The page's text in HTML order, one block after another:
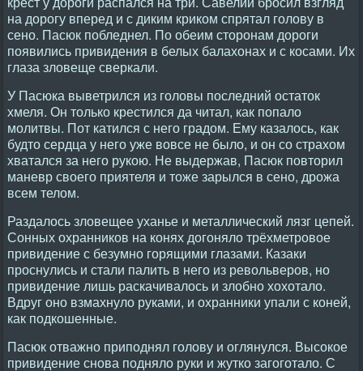
на дорогу вперед и с диким криком спрятал голову в
сено. Пасюк побледнел. По обеим сторонам дороги
появились привидения в белых балахонах и с косами. Их
глаза зловеще сверкали.
У Пасюка выветрился из головы последний остаток
хмеля. Он только крестился да читал, как попало
молитвы. Пот катился с него градом. Ему казалось, как
будто сердца у него уже вовсе не было, и он со страхом
хватался за него рукою. Не выдержав, Пасюк повторил
маневр своего приятеля и тоже зарылся в сено, дрожа
всем телом.
Раздалось зловещее уханье и металлический лязг цепей.
Сонных охранников на конях догоняло трёхметровое
привидение с безумно горящими глазами. Казаки
проснулись и стали палить в него из револьверов, но
привидение лишь раскачивалось и злобно хохотало.
Вдруг оно взмахнуло руками, и охранники упали с коней,
как подкошенные.
Пасюк отважно приподнял голову и оглянулся. Высокое
привидение снова подняло руки и жутко загоготало. С